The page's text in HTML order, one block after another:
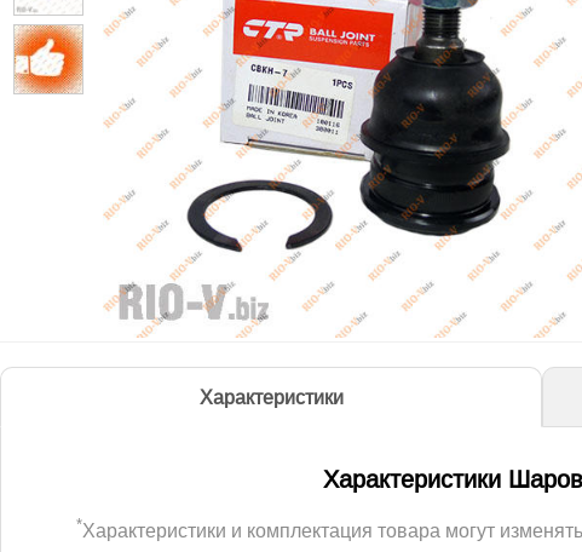
Характеристики
Характеристики
*Характеристики и комплектация товара могут